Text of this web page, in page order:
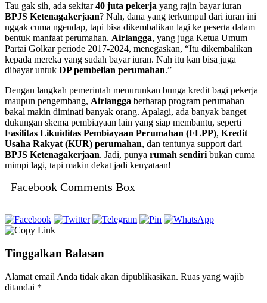
Tau gak sih, ada sekitar40 juta pekerja yang rajin bayar iuran
BPJS Ketenagakerjaan? Nah, dana yang terkumpul dari iuran ini
nggak cuma ngendap, tapi bisa dikembalikan lagi ke peserta dalam
bentuk manfaat perumahan. Airlangga, yang juga Ketua Umum
Partai Golkar periode 2017-2024, menegaskan, “Itu dikembalikan
kepada mereka yang sudah bayar iuran. Nah itu kan bisa juga
dibayar untuk DP pembelian perumahan.”
Dengan langkah pemerintah menurunkan bunga kredit bagi pekerja
maupun pengembang, Airlangga berharap program perumahan
bakal makin diminati banyak orang. Apalagi, ada banyak banget
dukungan skema pembiayaan lain yang siap membantu, seperti
Fasilitas Likuiditas Pembiayaan Perumahan (FLPP), Kredit
Usaha Rakyat (KUR) perumahan, dan tentunya support dari
BPJS Ketenagakerjaan. Jadi, punya rumah sendiri bukan cuma
mimpi lagi, tapi makin dekat jadi kenyataan!
Facebook Comments Box
Tinggalkan Balasan
Alamat email Anda tidak akan dipublikasikan. Ruas yang wajib
ditandai *